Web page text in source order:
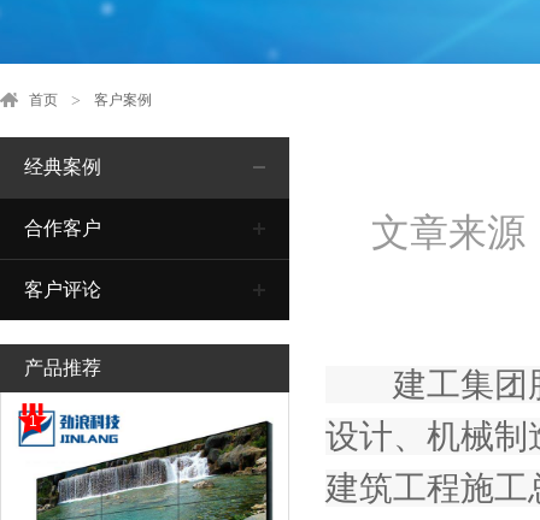
首页 客户案例
经典案例
合作客户
客户评论
产品推荐
1
文章来源
建工集团股
设计、机械制
建筑工程施